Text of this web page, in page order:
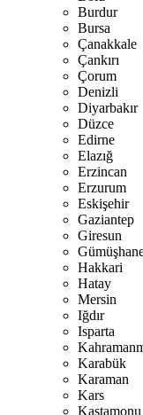
Burdur
Bursa
Çanakkale
Çankırı
Çorum
Denizli
Diyarbakır
Düzce
Edirne
Elazığ
Erzincan
Erzurum
Eskişehir
Gaziantep
Giresun
Hakkari
Hatay
Mersin
Iğdır
Isparta
Karabük
Karaman
Kars
Kastamonu